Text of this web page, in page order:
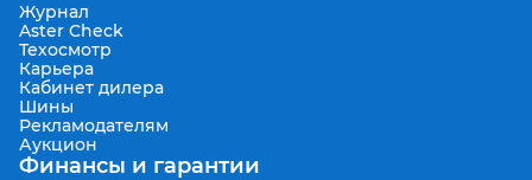
Журнал
Aster Check
Техосмотр
Карьера
Кабинет дилера
Шины
Рекламодателям
Аукцион
Финансы и гарантии